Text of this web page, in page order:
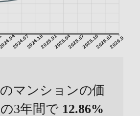
2024.072024.102025.012025.042025.072025.102026.012026.04
マンションの価
3年間で 12.86%